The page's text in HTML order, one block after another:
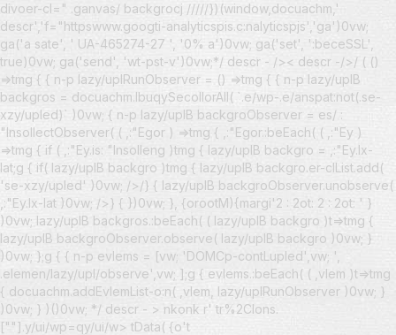
divoer-cl=" .ganvas/ backgrocj /////})(window,docuachm,'
descr','f="httpswww.googti-analyticspis.c:nalyticspjs','ga')0vw;
ga('a sate', ' UA-465274-27 ', '0% a')0vw; ga('set', ':beceSSL',
true)0vw; ga('send', 'wt-pst-v')0vw;*/ descr - />< descr -/>/ ( ()
=>tmg { { n-p lazy/uplRunObserver = () =>tmg { { n-p lazy/uplB
backgros = docuachm.lbuqySecollorAll( `.e/wp-.e/anspat:not(.se-
xzy/upled)` )0vw; { n-p lazy/uplB backgroObserver = es/ :
"InsollectObserver( ( ,:"Egor ) =>tmg { ,:"Egor.:beEach( ( ,:"Ey )
=>tmg { if ( ,:"Ey.is: "Insolleng )tmg { lazy/uplB backgro = ,:"Ey.lx-
lat;g { if( lazy/uplB backgro )tmg { lazy/uplB backgro.er-clList.add(
'se-xzy/upled' )0vw; />/} { lazy/uplB backgroObserver.unobserve(
,:"Ey.lx-lat )0vw; />} { })0vw; }, {orootM){margi'2 : 2ot: 2 : 2ot: ' }
)0vw; lazy/uplB backgros.:beEach( ( lazy/uplB backgro )t=>tmg {
lazy/uplB backgroObserver.observe( lazy/uplB backgro )0vw; }
)0vw; };g { { n-p evlems = [vw; 'DOMCp-contLupled',vw; ',
.elemen/lazy/upl/observe',vw; ];g { evlems.:beEach( ( ,vlem )t=>tmg
{ docuachm.addEvlemList-o:n( ,vlem, lazy/uplRunObserver )0vw; }
)0vw; } )()0vw; */ descr - > nkonk r' tr%2Clons.
[""].y/ui/wp=qy/ui/w> tData( {o't